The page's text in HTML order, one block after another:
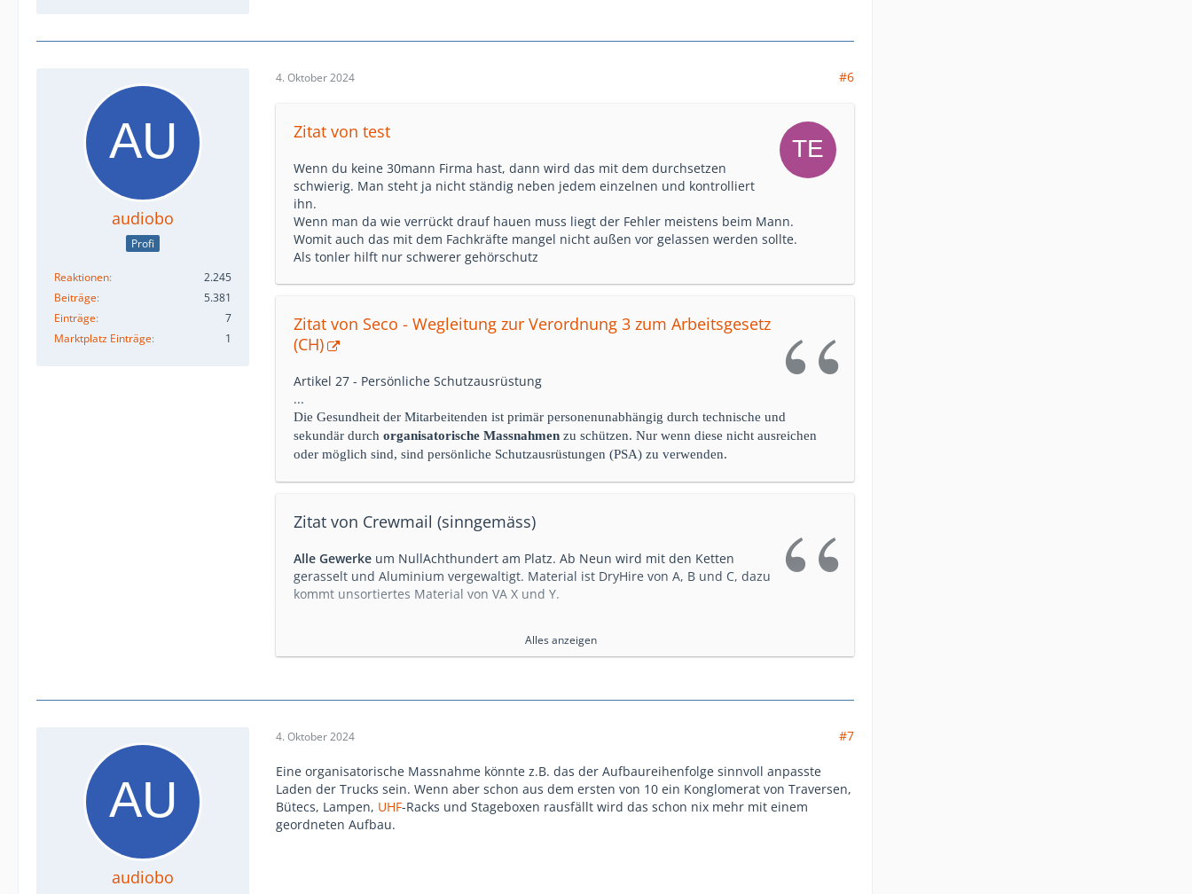
audiobo
Profi
Reaktionen
2.245
Beiträge
5.381
Einträge
7
Marktplatz Einträge
1
4. Oktober 2024 #6
Zitat von test
Wenn du keine 30mann Firma hast, dann wird das mit dem durchsetzen
schwierig. Man steht ja nicht ständig neben jedem einzelnen und kontrolliert
ihn.
Wenn man da wie verrückt drauf hauen muss liegt der Fehler meistens beim Mann.
Womit auch das mit dem Fachkräfte mangel nicht außen vor gelassen werden sollte.
Als tonler hilft nur schwerer gehörschutz
Zitat von Seco - Wegleitung zur Verordnung 3 zum Arbeitsgesetz
(CH)
Artikel 27 - Persönliche Schutzausrüstung
...
Die Gesundheit der Mitarbeitenden ist primär personenunabhängig durch technische und
sekundär durch organisatorische Massnahmen zu schützen. Nur wenn diese nicht ausreichen
oder möglich sind, sind persönliche Schutzausrüstungen (PSA) zu verwenden.
Zitat von Crewmail (sinngemäss)
Alle Gewerke um NullAchthundert am Platz. Ab Neun wird mit den Ketten
gerasselt und Aluminium vergewaltigt. Material ist DryHire von A, B und C, dazu
kommt unsortiertes Material von VA X und Y.
seine PSA selbst verantwortlich... Auch beim 3-Mic-Hotelkonferenzjöbli...)
Alles anzeigen
audiobo
4. Oktober 2024 #7
Eine organisatorische Massnahme könnte z.B. das der Aufbaureihenfolge sinnvoll anpasste
Laden der Trucks sein. Wenn aber schon aus dem ersten von 10 ein Konglomerat von Traversen,
Bütecs, Lampen, UHF-Racks und Stageboxen rausfällt wird das schon nix mehr mit einem
geordneten Aufbau.